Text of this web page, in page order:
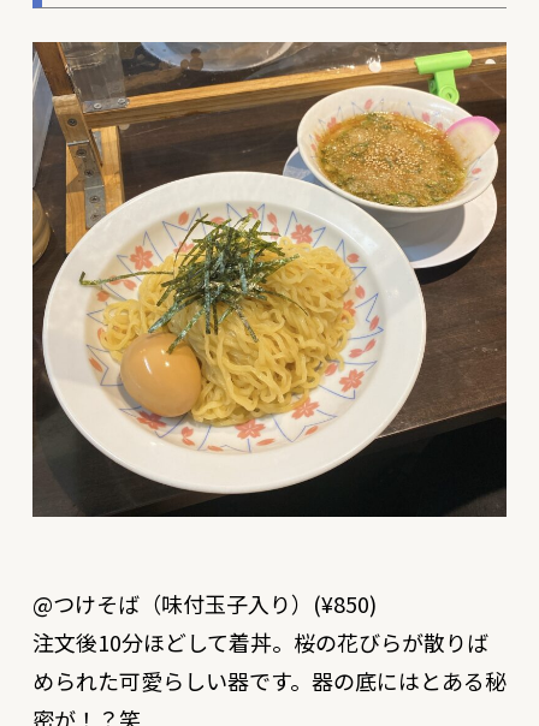
@つけそば（味付玉子入り）(¥850)
注文後10分ほどして着丼。桜の花びらが散りば
められた可愛らしい器です。器の底にはとある秘
密が！？笑